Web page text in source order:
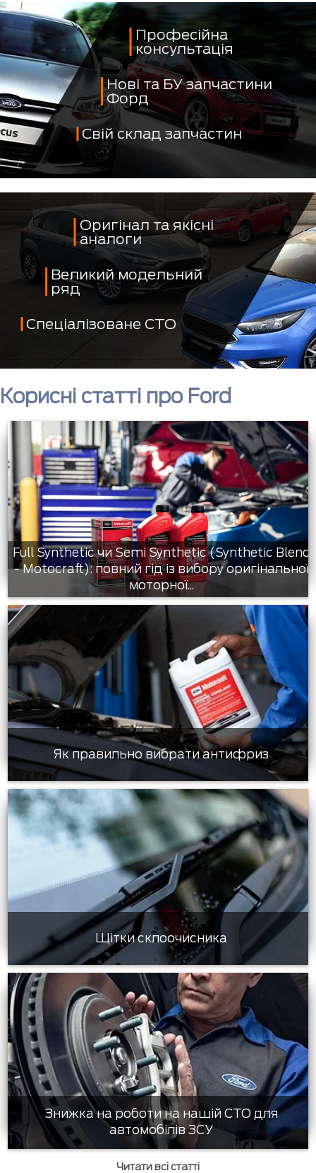
Професійна
консультація
Нові та БУ запчастини
Форд
Свій склад запчастин
Оригінал та якісні
аналоги
Великий модельний
ряд
Спеціалізоване СТО
Корисні статті про Ford
Full Synthetic чи Semi Synthetic (Synthetic Blend
- Motocraft): повний гід із вибору оригінальної
моторної...
Як правильно вибрати антифриз
Щітки склоочисника
Знижка на роботи на нашій СТО для
автомобілів ЗСУ
Читати всі статті